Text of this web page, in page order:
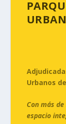
Urbanos
Con más
espacio